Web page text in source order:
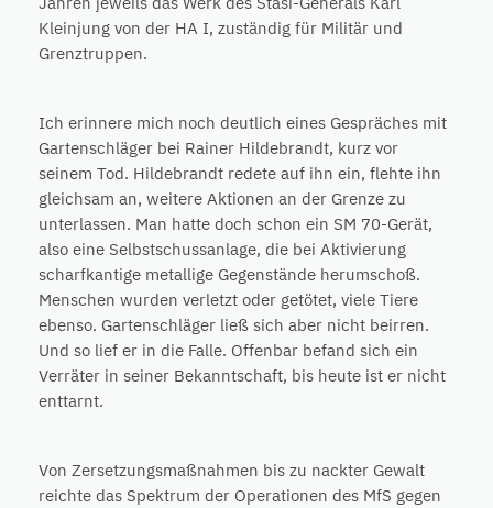
Kleinjung von der HA I, zuständig für Militär und
Grenztruppen.
Ich erinnere mich noch deutlich eines Gespräches mit
Gartenschläger bei Rainer Hildebrandt, kurz vor
seinem Tod. Hildebrandt redete auf ihn ein, flehte ihn
gleichsam an, weitere Aktionen an der Grenze zu
unterlassen. Man hatte doch schon ein SM 70-Gerät,
also eine Selbstschussanlage, die bei Aktivierung
scharfkantige metallige Gegenstände herumschoß.
Menschen wurden verletzt oder getötet, viele Tiere
ebenso. Gartenschläger ließ sich aber nicht beirren.
Und so lief er in die Falle. Offenbar befand sich ein
Verräter in seiner Bekanntschaft, bis heute ist er nicht
enttarnt.
Von Zersetzungsmaßnahmen bis zu nackter Gewalt
reichte das Spektrum der Operationen des MfS gegen